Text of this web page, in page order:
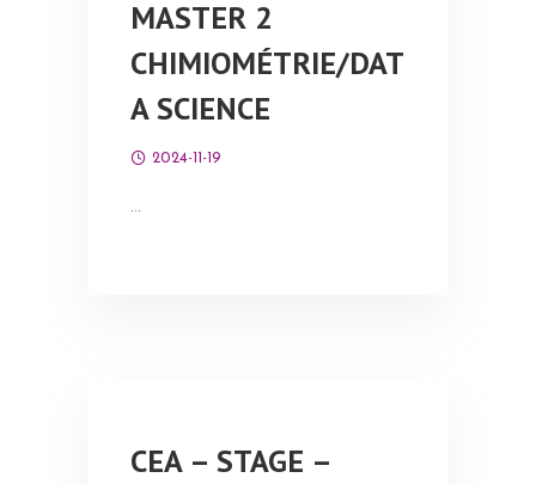
MASTER 2
CHIMIOMÉTRIE/DAT
A SCIENCE
2024-11-19
…
CEA – STAGE –